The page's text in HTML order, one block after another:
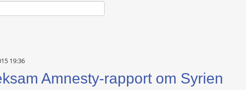
19:36
Amnesty-rapport om Syrien